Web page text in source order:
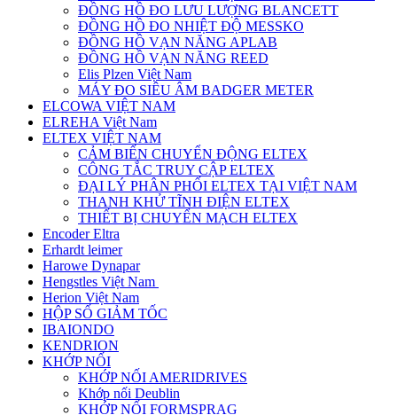
ĐỒNG HỒ ĐO LƯU LƯỢNG BLANCETT
ĐỒNG HỒ ĐO NHIỆT ĐỘ MESSKO
ĐỒNG HỒ VẠN NĂNG APLAB
ĐỒNG HỒ VẠN NĂNG REED
Elis Plzen Việt Nam
MÁY ĐO SIÊU ÂM BADGER METER
ELCOWA VIỆT NAM
ELREHA Việt Nam
ELTEX VIỆT NAM
CẢM BIẾN CHUYỂN ĐỘNG ELTEX
CÔNG TẮC TRUY CẬP ELTEX
ĐẠI LÝ PHÂN PHỐI ELTEX TẠI VIỆT NAM
THANH KHỬ TĨNH ĐIỆN ELTEX
THIẾT BỊ CHUYỂN MẠCH ELTEX
Encoder Eltra
Erhardt leimer
Harowe Dynapar
Hengstles Việt Nam
Herion Việt Nam
HỘP SỐ GIẢM TỐC
IBAIONDO
KENDRION
KHỚP NỐI
KHỚP NỐI AMERIDRIVES
Khớp nối Deublin
KHỚP NỐI FORMSPRAG